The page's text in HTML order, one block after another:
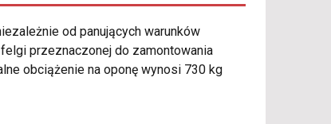
od panujących warunków
przeznaczonej do zamontowania
obciążenie na oponę wynosi 730 kg